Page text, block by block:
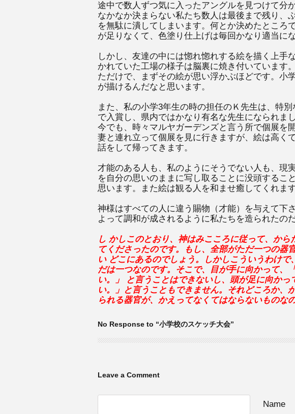
途中で数人ずつ気に入ったアングルを見つけて分
なかなか決まらない私たち数人は最後まで残り、
を無駄に潰してしまいます。何とか決めたところ
が足りなくて、色塗り仕上げは毎回かなり適当に
しかし、友達の中には惚れ惚れする絵を描く上手
かれていた工場の様子は脳裏に焼き付いています
ただけで、まずその絵が思い浮かぶほどです。小
が描けるんだなと思います。
また、私の小学3年生の時の担任のＫ先生は、特
で入賞し、県内ではかなり有名な先生になられま
今でも、時々マルヤガーデンズと言う所で個展を
妻と連れ立って個展を見に行きますが、絵は高く
話をして帰ってきます。
才能のある人も、私のようにそうでない人も、現
を自分の思いのままに写し取ることに没頭するこ
思います。また絵は観る人を和ませ癒してくれます
神様はすべての人に違う賜物（才能）を与えて下
よって調和が成されるように私たちを造られたの
し かしこのとおり、神はみこころに従って、から
てくださったのです。もし、全部がただ一つの器
い どこにあるのでしょう。しかしこういうわけ
だは一つなのです。そこで、目が手に向かって、
い。」 と言うことはできないし、頭が足に向かっ
い。」と言うこともできません。それどころか、
られる器官が、かえってなくてはならないものな
No Response to “小学校のスケッチ大会”
Leave a Comment
Name